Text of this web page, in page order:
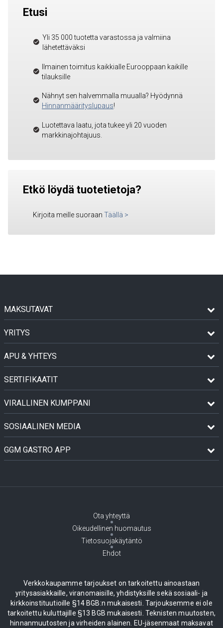
Etusi
Yli 35 000 tuotetta varastossa ja valmiina
lähetettäväksi
Ilmainen toimitus kaikkialle Eurooppaan kaikille
tilauksille
Nähnyt sen halvemmalla muualla? Hyödynnä
Hinnanmäärityslupaus!
Luotettava laatu, jota tukee yli 20 vuoden
markkinajohtajuus.
Etkö löydä tuotetietoja?
Kirjoita meille suoraan Täällä >
MAKSUTAVAT
YRITYS
APU & YHTEYS
SERTIFIKAATIT
VIRALLINEN KUMPPANI
SOSIAALINEN MEDIA
GGM GASTRO APP
Ota yhteyttä
Oikeudellinen huomautus
Tietosuojakäytäntö
Ehdot
Verkkokaupamme tarjoukset on tarkoitettu ainoastaan
yritysasiakkaille, viranomaisille, yhdistyksille sekä sosiaali- ja
kirkkoinstituutioille §14 BGB:n mukaisesti. Tarjouksemme ei ole
tarkoitettu kuluttajille §13 BGB mukaisesti. Teknisten muutosten,
hinnanmuutosten ja virheiden alainen. EU-jäsenmaat maksavat